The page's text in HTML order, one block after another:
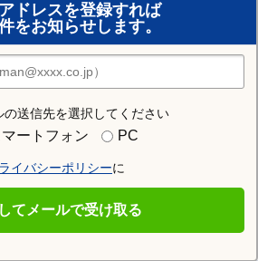
ドレスを登録すれば
をお知らせします。
の送信先を選択してください
マートフォン PC
イバシーポリシーに
てメールで受け取る
ま市の情報を見る